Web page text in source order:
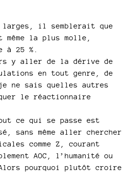
larges, il semblerait que
même la plus molle,
25 %.
y aller de la dérive de
en tout genre, de
ne sais quelles autres
le réactionnaire
ce qui se passe est
sans même aller chercher
comme Z, courant
AOC, l’humanité ou
pourquoi plutôt croire